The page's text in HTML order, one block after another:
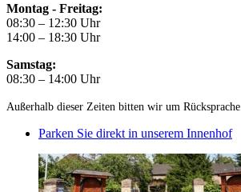
Montag - Freitag:
08:30 – 12:30 Uhr
14:00 – 18:30 Uhr
Samstag:
08:30 – 14:00 Uhr
Außerhalb dieser Zeiten bitten wir um Rücksprache.
Parken Sie direkt in unserem Innenhof